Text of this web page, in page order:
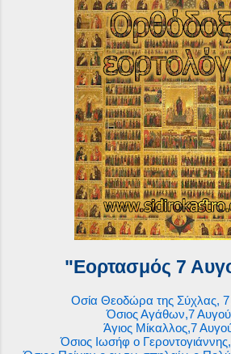
"Εορτασμός 7
Οσία Θεοδώρα της Σύχλας,
Όσιος Αγάθων,7
Άγιος Μίκαλλος,7
Όσιος Ιωσήφ ο